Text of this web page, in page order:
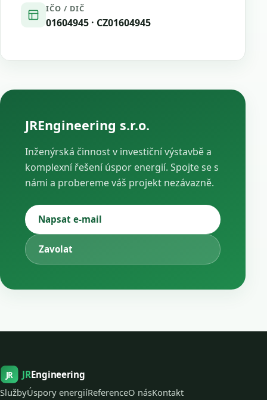
IČO / DIČ
01604945 · CZ01604945
JREngineering s.r.o.
Inženýrská činnost v investiční výstavbě a
komplexní řešení úspor energií. Spojte se s
námi a probereme váš projekt nezávazně.
Napsat e-mail
Zavolat
JR JREngineering
SlužbyÚspory energiíReferenceO násKontakt